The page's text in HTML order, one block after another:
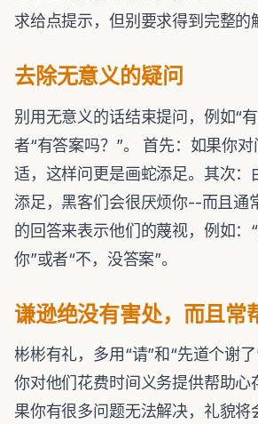
求给点提示，但别要求得到完整的
去除无意义的疑问
别用无意义的话结束提问，例如“
者“有答案吗？”。 首先：如果你
适，这样问更是画蛇添足。其次：
添足，黑客们会很厌烦你--而且通
的回答来表示他们的蔑视，例如：
你”或者“不，没答案”。
谦逊绝没有害处，而且常
彬彬有礼，多用“请”和“先道个谢
你对他们花费时间义务提供帮助心
果你有很多问题无法解决，礼貌将